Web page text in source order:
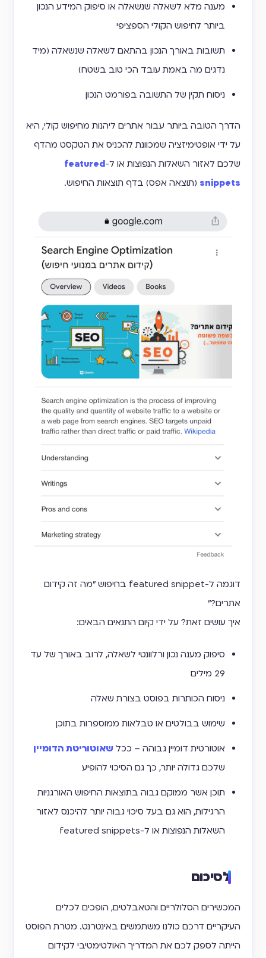
מענה מלא לשאלה שנשאלה או סיפוק המידע הנכון
ביותר לחיפוש הקולי הספציפי
תשובות באורך הנכון בהתאם לשאלה שנשאלה (מיד
נדגים מה באמת עובד הכי טוב בשטח)
ניסוח תקין של התשובה בפורמט הנכון
הדרך הטובה ביותר עבור אתרים ליהנות מחיפוש קולי, היא
על ידי אופטימיזציה שמכוונת להכניס את הטקסט מהדף
שלכם לאזור השאלות הנפוצות או ל-featured
snippets (תוצאה אפס) בדף תוצאות החיפוש.
דוגמה ל-featured snippet בחיפוש ״מה זה קידום
אתרים?״
איך עושים זאת? על ידי קיום התנאים הבאים:
סיפוק מענה נכון ורלוונטי לשאלה, לרוב באורך של עד
29 מילים
ניסוח הכותרות בפוסט בצורת שאלה
שימוש בבולטים או טבלאות ממוספרות בתוכן
אוטורטית דומיין גבוהה – ככל שאוטוריטת הדומיין
שלכם גדולה יותר, כך גם הסיכוי להופיע
תוכן אשר ממוקם גבוה בתוצאות החיפוש האורגניות
הרגילות, הוא גם בעל סיכוי גבוה יותר להיכנס לאזור
השאלות הנפוצות או ל-featured snippets
לסיכום
המכשירים הסלולריים והטאבלטים, הופכים לכלים
העיקריים דרכם כולנו משתמשים באינטרנט. מטרת הפוסט
הייתה לספק לכם את המדריך האולטימטיבי לקידום